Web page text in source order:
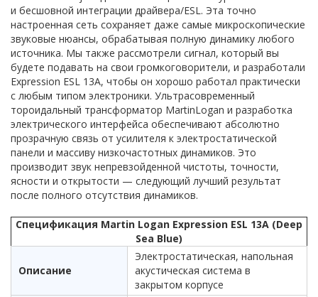
и бесшовной интеграции драйвера/ESL. Эта точно
настроенная сеть сохраняет даже самые микроскопические
звуковые нюансы, обрабатывая полную динамику любого
источника. Мы также рассмотрели сигнал, который вы
будете подавать на свои громкоговорители, и разработали
Expression ESL 13A, чтобы он хорошо работал практически
с любым типом электроники. Ультрасовременный
тороидальный трансформатор MartinLogan и разработка
электрического интерфейса обеспечивают абсолютно
прозрачную связь от усилителя к электростатической
панели и массиву низкочастотных динамиков. Это
производит звук непревзойденной чистоты, точности,
ясности и открытости — следующий лучший результат
после полного отсутствия динамиков.
Спецификация Martin Logan Expression ESL 13A (Deep
Sea Blue)
Описание
Электростатическая, напольная
акустическая система в
закрытом корпусе